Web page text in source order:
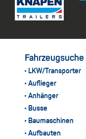
Fahrzeugsuche
LKW/Transporter
Auflieger
Anhänger
Busse
Baumaschinen
Aufbauten